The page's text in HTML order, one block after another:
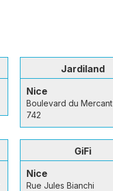
Jardiland
Nice
Boulevard du
742
GiFi
Nice
Rue Jules Bianchi